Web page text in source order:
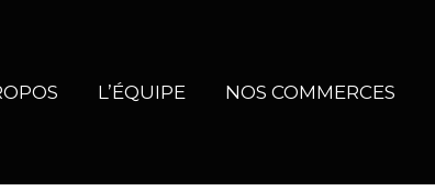
L’ÉQUIPE NOS COMMERCES